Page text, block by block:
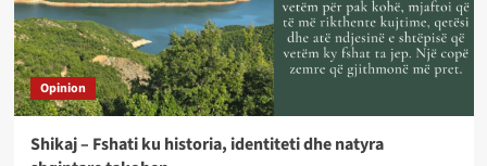
Opinion
Shikaj – Fshati ku historia, identiteti dhe natyra